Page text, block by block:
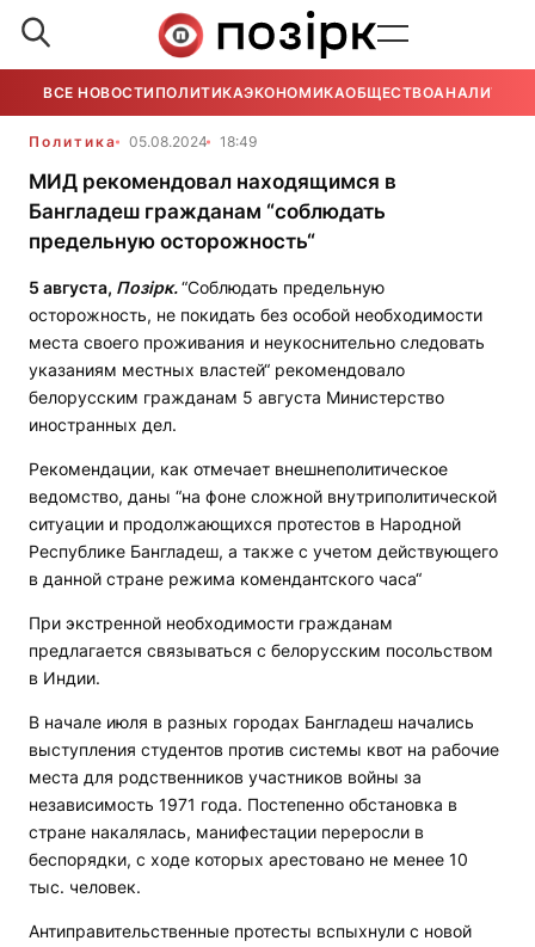
ВСЕ НОВОСТИ ПОЛИТИКАЭКОНОМИКАОБЩЕСТВОАНАЛИТИКА
Политика 05.08.2024 18:49
МИД рекомендовал находящимся в
Бангладеш гражданам “соблюдать
предельную осторожность“
5 августа, Позірк.“Соблюдать предельную
осторожность, не покидать без особой необходимости
места своего проживания и неукоснительно следовать
указаниям местных властей“ рекомендовало
белорусским гражданам 5 августа Министерство
иностранных дел.
Рекомендации, как отмечает внешнеполитическое
ведомство, даны “на фоне сложной внутриполитической
ситуации и продолжающихся протестов в Народной
Республике Бангладеш, а также с учетом действующего
в данной стране режима комендантского часа“
При экстренной необходимости гражданам
предлагается связываться с белорусским посольством
в Индии.
В начале июля в разных городах Бангладеш начались
выступления студентов против системы квот на рабочие
места для родственников участников войны за
независимость 1971 года. Постепенно обстановка в
стране накалялась, манифестации переросли в
беспорядки, с ходе которых арестовано не менее 10
тыс. человек.
Антиправительственные протесты вспыхнули с новой